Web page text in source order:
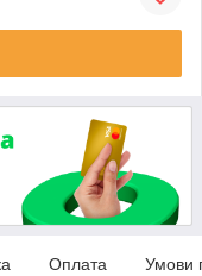
Оплата Умови